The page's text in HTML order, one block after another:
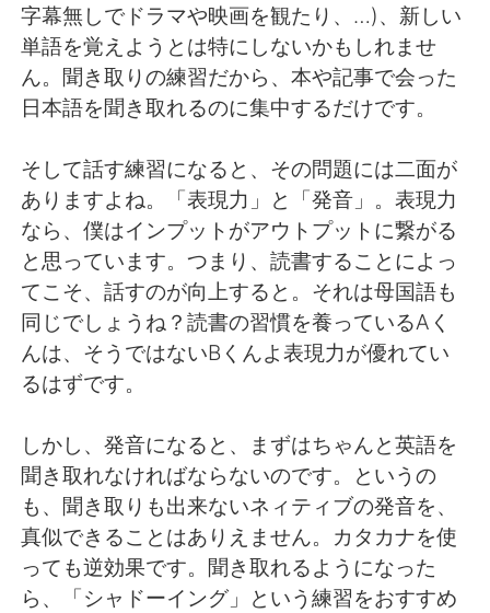
Русский ไทย
Indonesia Italiano
Português
字幕無しでドラマや映画を観たり、…)、新しい
単語を覚えようとは特にしないかもしれませ
ん。聞き取りの練習だから、本や記事で会った
日本語を聞き取れるのに集中するだけです。
そして話す練習になると、その問題には二面が
ありますよね。「表現力」と「発音」。表現力
なら、僕はインプットがアウトプットに繋がる
と思っています。つまり、読書することによっ
てこそ、話すのが向上すると。それは母国語も
同じでしょうね？読書の習慣を養っているAく
んは、そうではないBくんよ表現力が優れてい
るはずです。
しかし、発音になると、まずはちゃんと英語を
聞き取れなければならないのです。というの
も、聞き取りも出来ないネィティブの発音を、
真似できることはありえません。カタカナを使
っても逆効果です。聞き取れるようになった
ら、「シャドーイング」という練習をおすすめ